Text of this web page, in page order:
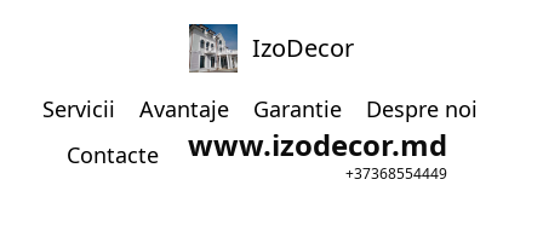
IzoDecor
Servicii Avantaje Garantie
Despre noi
Contacte
www.izodecor.md
+37368554449